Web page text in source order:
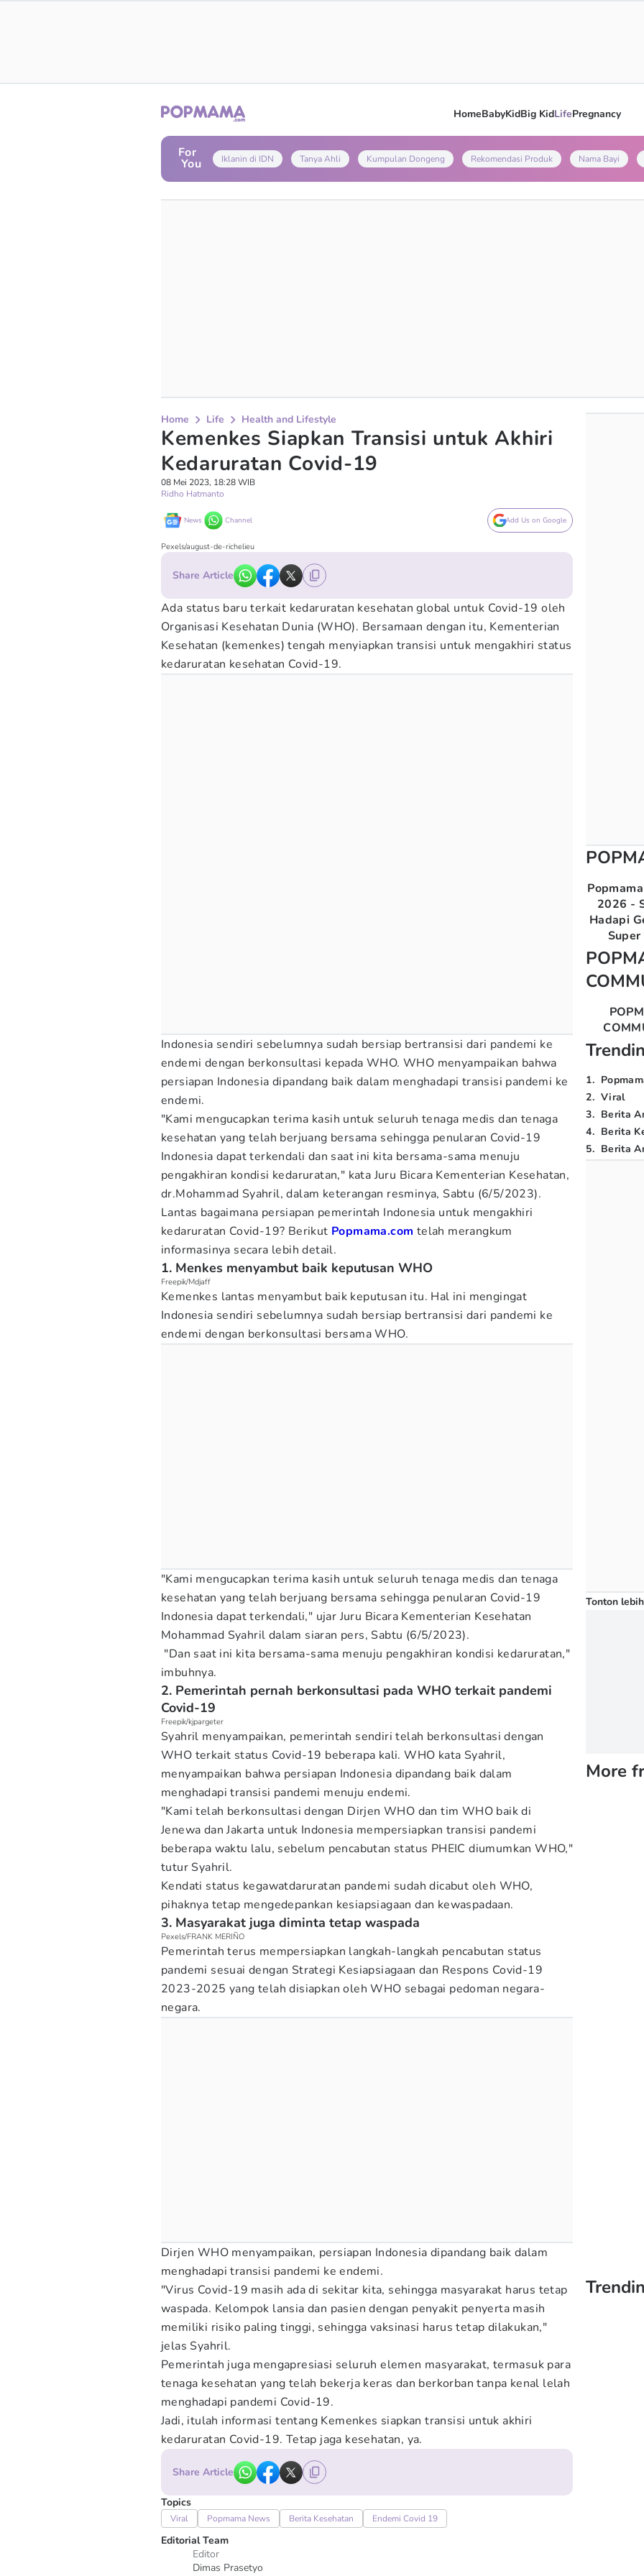
HomeBabyKidBig KidLifePregnancy
For
You Iklanin di IDN Tanya Ahli Kumpulan Dongeng Rekomendasi Produk Nama Bayi
Home Life Health and Lifestyle
Kemenkes Siapkan Transisi untuk Akhiri
Kedaruratan Covid-19
08 Mei 2023, 18:28 WIB
Ridho Hatmanto
News Channel Add Us on Google
Pexels/august-de-richelieu
Share Article
Ada status baru terkait kedaruratan kesehatan global untuk Covid-19 oleh
Organisasi Kesehatan Dunia (WHO). Bersamaan dengan itu, Kementerian
Kesehatan (kemenkes) tengah menyiapkan transisi untuk mengakhiri status
kedaruratan kesehatan Covid-19.
Indonesia sendiri sebelumnya sudah bersiap bertransisi dari pandemi ke
endemi dengan berkonsultasi kepada WHO. WHO menyampaikan bahwa
persiapan Indonesia dipandang baik dalam menghadapi transisi pandemi ke
endemi.
"Kami mengucapkan terima kasih untuk seluruh tenaga medis dan tenaga
kesehatan yang telah berjuang bersama sehingga penularan Covid-19
Indonesia dapat terkendali dan saat ini kita bersama-sama menuju
pengakhiran kondisi kedaruratan," kata Juru Bicara Kementerian Kesehatan,
dr.Mohammad Syahril, dalam keterangan resminya, Sabtu (6/5/2023).
Lantas bagaimana persiapan pemerintah Indonesia untuk mengakhiri
kedaruratan Covid-19? Berikut Popmama.com telah merangkum
informasinya secara lebih detail.
1. Menkes menyambut baik keputusan WHO
Freepik/Mdjaff
Kemenkes lantas menyambut baik keputusan itu. Hal ini mengingat
Indonesia sendiri sebelumnya sudah bersiap bertransisi dari pandemi ke
endemi dengan berkonsultasi bersama WHO.
"Kami mengucapkan terima kasih untuk seluruh tenaga medis dan tenaga
kesehatan yang telah berjuang bersama sehingga penularan Covid-19
Indonesia dapat terkendali," ujar Juru Bicara Kementerian Kesehatan
Mohammad Syahril dalam siaran pers, Sabtu (6/5/2023).
"Dan saat ini kita bersama-sama menuju pengakhiran kondisi kedaruratan,"
imbuhnya.
2. Pemerintah pernah berkonsultasi pada WHO terkait pandemi
Covid-19
Freepik/kjpargeter
Syahril menyampaikan, pemerintah sendiri telah berkonsultasi dengan
WHO terkait status Covid-19 beberapa kali. WHO kata Syahril,
menyampaikan bahwa persiapan Indonesia dipandang baik dalam
menghadapi transisi pandemi menuju endemi.
"Kami telah berkonsultasi dengan Dirjen WHO dan tim WHO baik di
Jenewa dan Jakarta untuk Indonesia mempersiapkan transisi pandemi
beberapa waktu lalu, sebelum pencabutan status PHEIC diumumkan WHO,"
tutur Syahril.
Kendati status kegawatdaruratan pandemi sudah dicabut oleh WHO,
pihaknya tetap mengedepankan kesiapsiagaan dan kewaspadaan.
3. Masyarakat juga diminta tetap waspada
Pexels/FRANK MERIÑO
Pemerintah terus mempersiapkan langkah-langkah pencabutan status
pandemi sesuai dengan Strategi Kesiapsiagaan dan Respons Covid-19
2023-2025 yang telah disiapkan oleh WHO sebagai pedoman negara-
negara.
Dirjen WHO menyampaikan, persiapan Indonesia dipandang baik dalam
menghadapi transisi pandemi ke endemi.
"Virus Covid-19 masih ada di sekitar kita, sehingga masyarakat harus tetap
waspada. Kelompok lansia dan pasien dengan penyakit penyerta masih
memiliki risiko paling tinggi, sehingga vaksinasi harus tetap dilakukan,"
jelas Syahril.
Pemerintah juga mengapresiasi seluruh elemen masyarakat, termasuk para
tenaga kesehatan yang telah bekerja keras dan berkorban tanpa kenal lelah
menghadapi pandemi Covid-19.
Jadi, itulah informasi tentang Kemenkes siapkan transisi untuk akhiri
kedaruratan Covid-19. Tetap jaga kesehatan, ya.
Share Article
Topics
Viral Popmama News Berita Kesehatan Endemi Covid 19
Editorial Team
Editor
Dimas Prasetyo
2026 -
Hadapi
1.
2. Viral
3. Berita
4. Berita
5. Berita
Tonton
More